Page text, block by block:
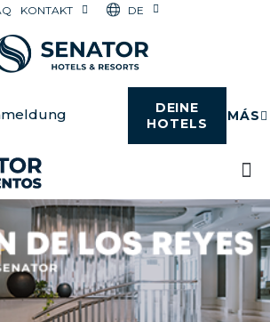
KONTAKT DE
DEINE
HOTELS
MÁS